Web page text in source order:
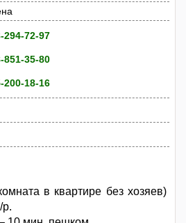
294-72-97
851-35-80
200-18-16
в квартире без хозяев)
р.